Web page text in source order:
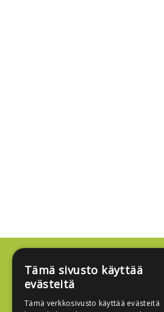
Osoite
Sörnäistenkatu 1
Tämä sivusto käyttää
evästeitä
Tämä verkkosivusto käyttää evästeitä